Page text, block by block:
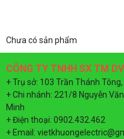
Chưa có sản phẩm
CÔNG TY TNHH SX TM
+ Trụ sở: 103 Trần Thánh
+ Chi nhánh: 221/8 Nguyễn
Minh
+ Điện thoại: 0902.432.462
+ Email: